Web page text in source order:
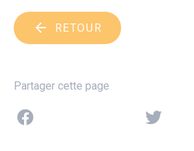
RETOUR
Partager cette page